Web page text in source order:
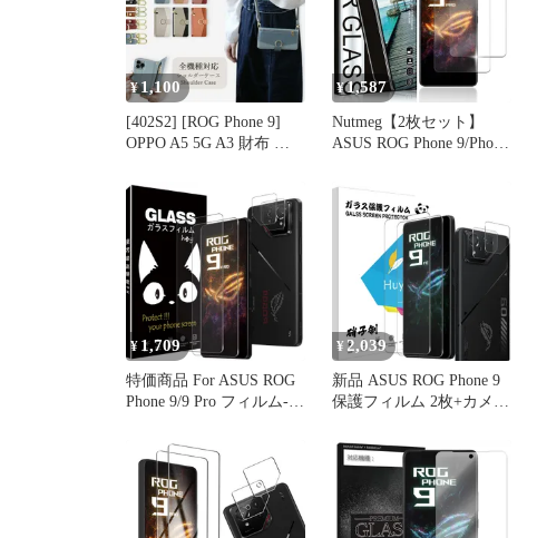
¥1,100
[402S2] [ROG Phone 9]
OPPO A5 5G A3 財布 シ
ケース Nubias Pixel10
iPhone 16E Sense9 R9 Pro
9A oppo a5x Moto G66Y
G64 POCO F7
¥1,587
Nutmeg【2枚セット】
ASUS ROG Phone 9/Phone
ルム【日本旭硝子素材
製】FOR ASUS ROG
Phone 9 Pro Edition フィ
ルム ROG Phone 9 Pro
Edition 5
¥ 1,709
特価商品 For ASUS ROG
Phone 9/9 Pro フィルム-
Phone 9 保護フィルム 2枚
+ ASUS ROG Phone 9 カ
メラフィルム 2枚 ASUS
ROG Phone 9/9 Pro 用の
強化ガ
¥ 2,039
新品 ASUS ROG Phone 9
保護フィルム 2枚+カメラ
ィルム ワンタッチ貼付け
気泡ゼロ 衝撃 ASUS ROG
Phone 9/9 Pro 用の ガラス
フィルム 超クリアな画質
高光沢、自動吸着 耐油性